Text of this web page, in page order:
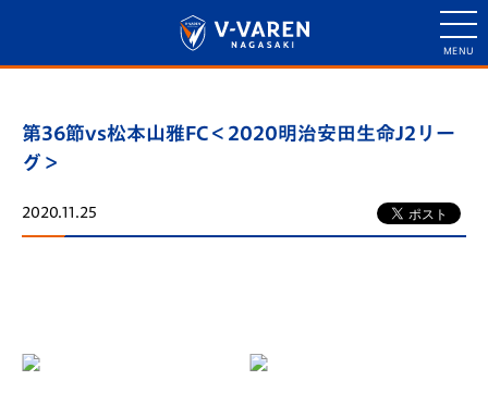
第36節vs松本山雅FC＜2020明治安田生命J2リー
グ＞
2020.11.25